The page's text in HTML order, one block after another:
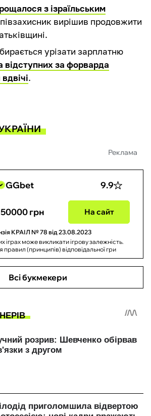
з ізраїльським
вирішив продовжити
урізати зарплатню
відступних за форварда
.
Реклама
GGbet 9.9
грн На сайт
КРАІЛ № 78 від 23.08.2023
іграх може викликати ігрову залежність.
(принципів) відповідальної гри
Всі букмекери